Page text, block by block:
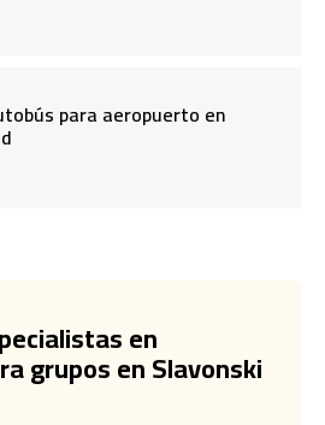
para aeropuerto en
en
grupos en Slavonski